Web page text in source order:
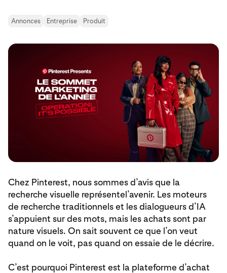
Annonces Entreprise Produit
Chez Pinterest, nous sommes d’avis que la
recherche visuelle représentel’avenir. Les moteurs
de recherche traditionnels et les dialogueurs d’IA
s’appuient sur des mots, mais les achats sont par
nature visuels. On sait souvent ce que l’on veut
quand on le voit, pas quand on essaie de le décrire.
C’est pourquoi Pinterest est la plateforme d’achat